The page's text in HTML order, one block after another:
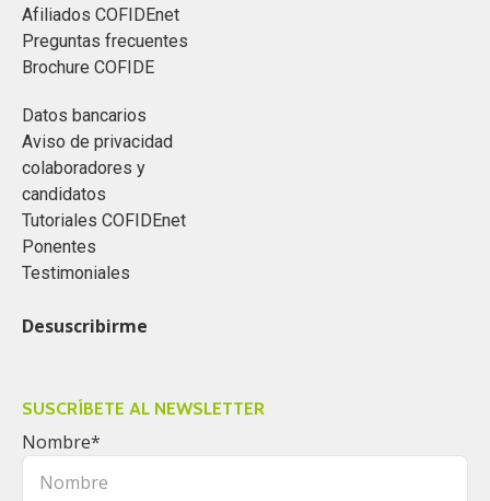
Afiliados COFIDEnet
Preguntas frecuentes
Brochure COFIDE
Datos bancarios
Aviso de privacidad
colaboradores y
candidatos
Tutoriales COFIDEnet
Ponentes
Testimoniales
Desuscribirme
SUSCRÍBETE AL NEWSLETTER
Nombre*